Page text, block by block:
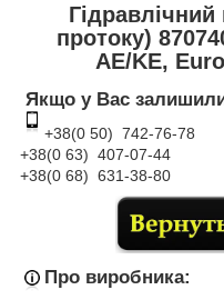
протоку)
AE/KE,
Якщо у Вас
+38(0 50) 742-76-78
+38(0 63) 407-07-44
+38(0 68) 631-38-80
Про виробника: